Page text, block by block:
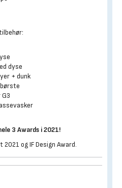
dyse
+ dunk
3 Awards i 2021!
2021 og IF Design Award.